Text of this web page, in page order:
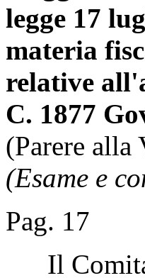
legge 17
materia
relative
C. 1877
(Parere
(Esame e
Pag. 17
Il